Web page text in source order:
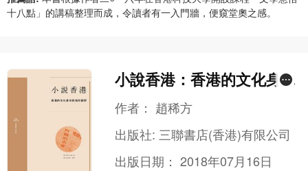
十八點」的講稿整理而成，令讀者有一入門牆，便窺堂奧之感。
小說香港：香港的文化身份
與城市觀照
作者： 趙稀方
出版社:三聯書店(香港)有限公司
出版日期：2018年07月16日